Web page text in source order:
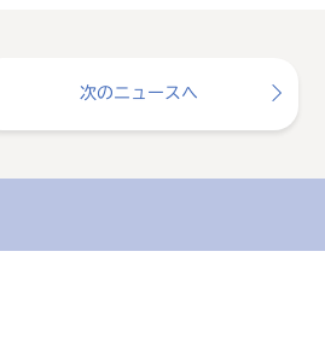
次のニュースへ